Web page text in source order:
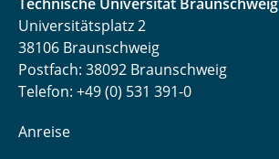
Universitätsplatz 2
38106 Braunschweig
Postfach: 38092 Braunschweig
Telefon: +49 (0) 531 391-0
Anreise